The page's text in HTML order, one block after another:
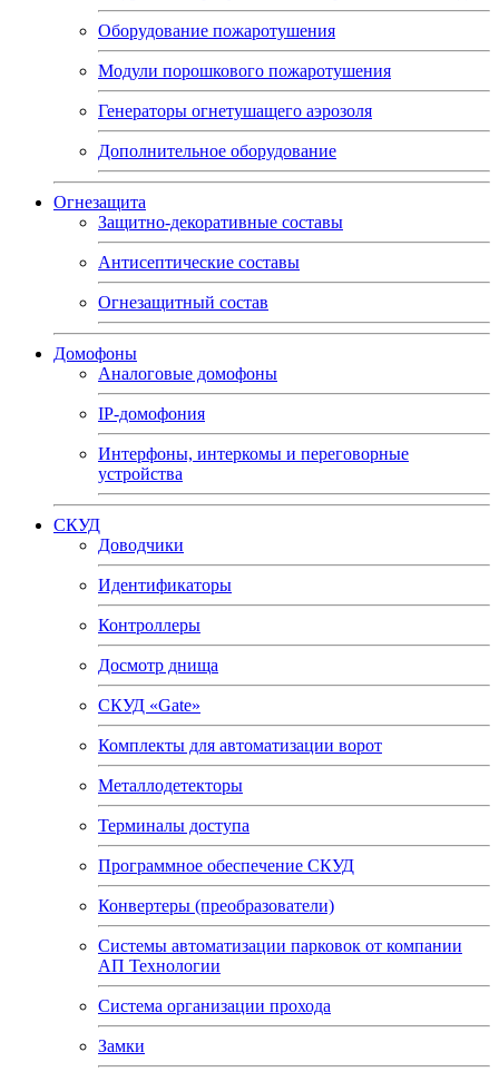
Оборудование пожаротушения
Модули порошкового пожаротушения
Генераторы огнетушащего аэрозоля
Дополнительное оборудование
Огнезащита
Защитно-декоративные составы
Антисептические составы
Огнезащитный состав
Домофоны
Аналоговые домофоны
IP-домофония
Интерфоны, интеркомы и переговорные
устройства
СКУД
Доводчики
Идентификаторы
Контроллеры
Досмотр днища
СКУД «Gate»
Комплекты для автоматизации ворот
Металлодетекторы
Терминалы доступа
Программное обеспечение СКУД
Конвертеры (преобразователи)
Системы автоматизации парковок от компании
АП Технологии
Система организации прохода
Замки